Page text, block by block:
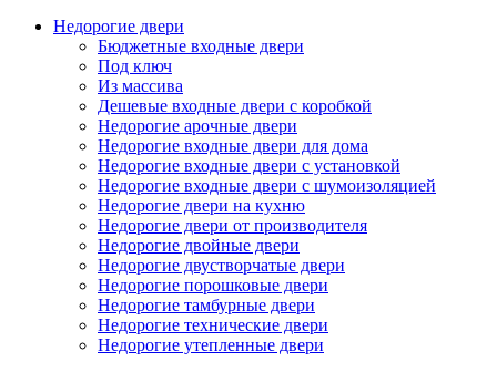
Недорогие двери
Бюджетные входные двери
Под ключ
Из массива
Дешевые входные двери с коробкой
Недорогие арочные двери
Недорогие входные двери для дома
Недорогие входные двери с установкой
Недорогие входные двери с шумоизоляцией
Недорогие двери на кухню
Недорогие двери от производителя
Недорогие двойные двери
Недорогие двустворчатые двери
Недорогие порошковые двери
Недорогие тамбурные двери
Недорогие технические двери
Недорогие утепленные двери